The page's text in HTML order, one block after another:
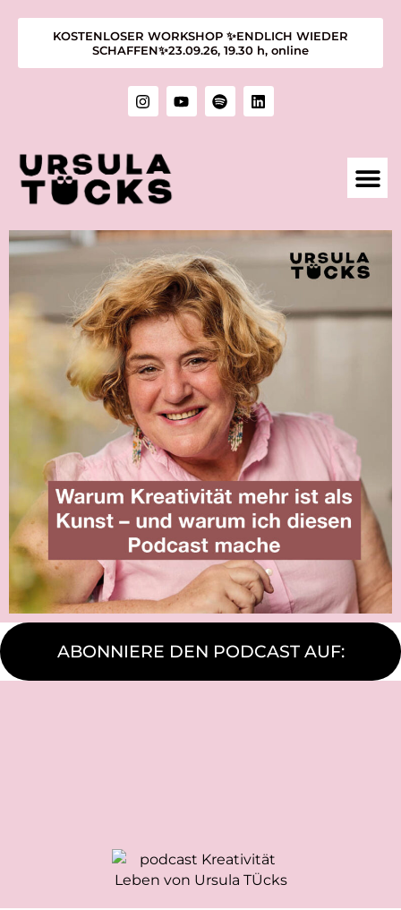
KOSTENLOSER WORKSHOP ✨ENDLICH WIEDER
SCHAFFEN✨23.09.26, 19.30 h, online
ABONNIERE DEN PODCAST AUF: